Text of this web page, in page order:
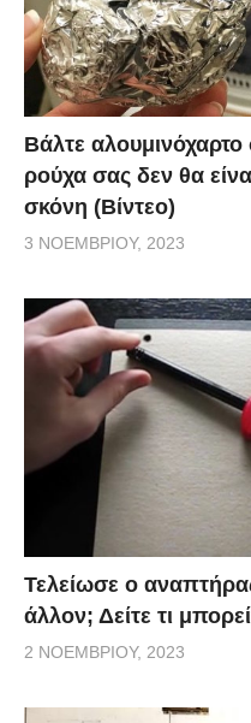
Βάλτε αλουμινόχαρτο
ρούχα σας δεν θα
σκόνη (Βίντεο)
3 ΝΟΕΜΒΡΊΟΥ, 2023
Τελείωσε ο
άλλον; Δείτε τι
2 ΝΟΕΜΒΡΊΟΥ, 2023